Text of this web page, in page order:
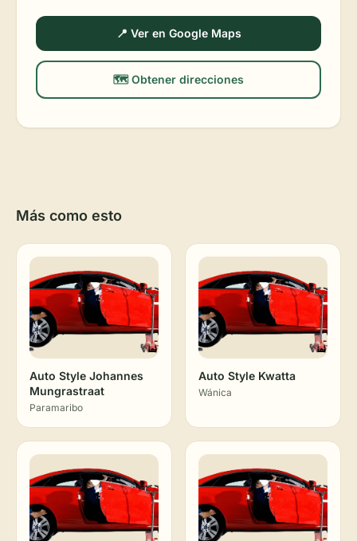
📍 Ver en Google Maps
🗺️ Obtener direcciones
Más como esto
Auto Style Johannes
Mungrastraat
Paramaribo
Auto Style Kwatta
Wánica